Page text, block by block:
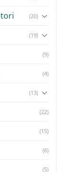
(20)
(19)
(9)
(4)
(13)
(22)
(15)
(6)
(5)
alla lista